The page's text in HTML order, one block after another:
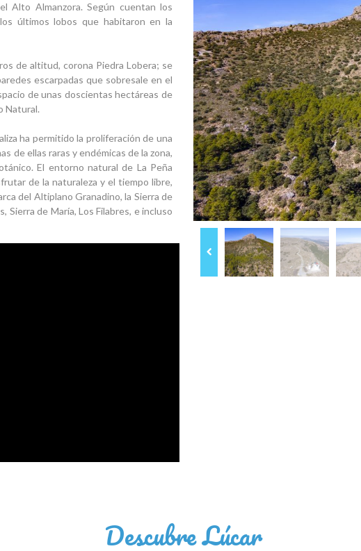
Alto Almanzora. Según cuentan los
últimos lobos que habitaron en la
de altitud, corona Piedra Lobera; se
escarpadas que sobresale en el
de unas doscientas hectáreas de
Natural.
ha permitido la proliferación de una
de ellas raras y endémicas de la zona,
El entorno natural de La Peña
de la naturaleza y el tiempo libre,
del Altiplano Granadino, la Sierra de
Sierra de María, Los Filabres, e incluso
Descubre Lúcar